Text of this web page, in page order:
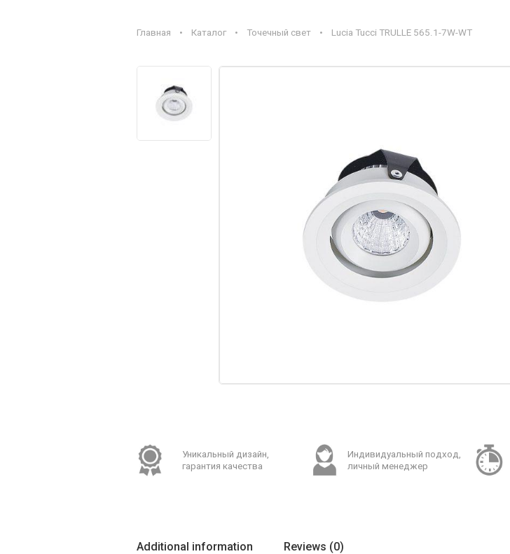
Главная • Каталог• Точечный свет• Lucia Tucci TRULLE 565.1-7W-WT
Уникальный дизайн,
гарантия качества
Индивидуальный подход,
личный менеджер
Additional information Reviews (0)